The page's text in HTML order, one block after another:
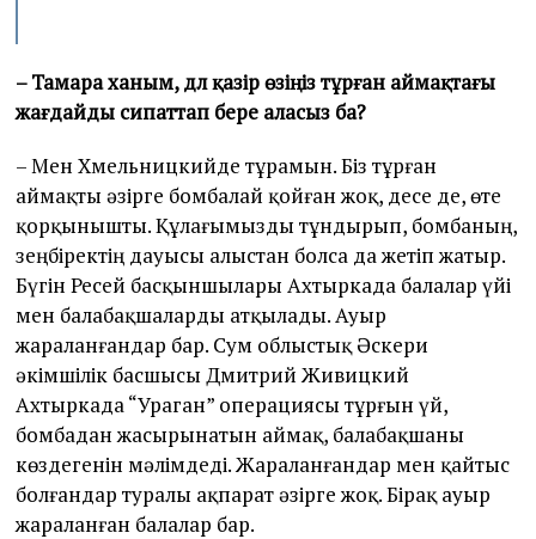
– Тамара ханым, дәл қазір өзіңіз тұрған аймақтағы
жағдайды сипаттап бере аласыз ба?
– Мен Хмельницкийде тұрамын. Біз тұрған
аймақты әзірге бомбалай қойған жоқ, десе де, өте
қорқынышты. Құлағымызды тұндырып, бомбаның,
зеңбіректің дауысы алыстан болса да жетіп жатыр.
Бүгін Ресей басқыншылары Ахтыркада балалар үйі
мен балабақшаларды атқылады. Ауыр
жараланғандар бар. Сум облыстық Әскери
әкімшілік басшысы Дмитрий Живицкий
Ахтыркада “Ураган” операциясы тұрғын үй,
бомбадан жасырынатын аймақ, балабақшаны
көздегенін мәлімдеді. Жараланғандар мен қайтыс
болғандар туралы ақпарат әзірге жоқ. Бірақ ауыр
жараланған балалар бар.